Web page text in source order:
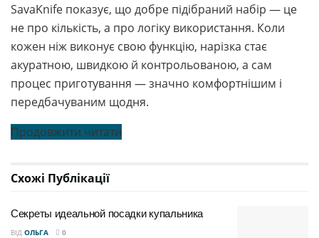
SavaKnife показує, що добре підібраний набір — це
не про кількість, а про логіку використання. Коли
кожен ніж виконує свою функцію, нарізка стає
акуратною, швидкою й контрольованою, а сам
процес приготування — значно комфортнішим і
передбачуваним щодня.
Продовжити читати
Схожі Публікації
Секреты идеальной посадки купальника
ВІД ОЛЬГА 0